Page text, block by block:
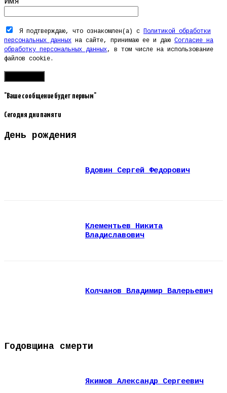
Я подтверждаю, что ознакомлен(а) с
Политикой обработки
персональных данных на сайте, принимаю ее и даю Согласие на
обработку персональных данных, в том числе на использование
файлов cookie.
"Ваше сообщение будет первым"
Сегодня дни памяти
День рождения
Вдовин Сергей Федорович
Клементьев Никита
Владиславович
Колчанов Владимир Валерьевич
Годовщина смерти
Якимов Александр Сергеевич